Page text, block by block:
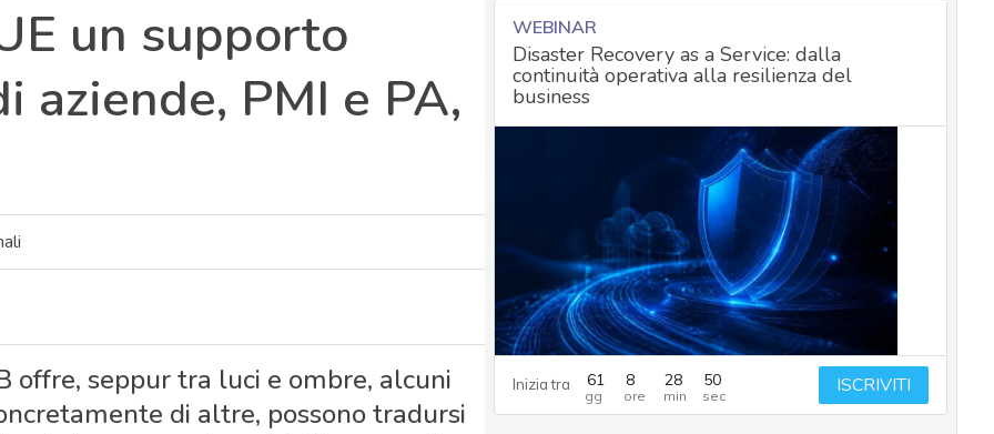
un supporto
aziende, PMI e PA,
seppur tra luci e ombre, alcuni
di altre, possono tradursi
WEBINAR
Disaster Recovery as a Service: dalla
continuità operativa alla resilienza del
business
Inizia tra 61 8 28 49 ISCRIVITI